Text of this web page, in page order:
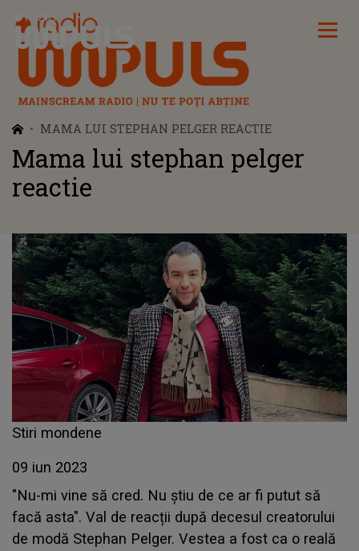
Radio Impuls
MAMA LUI STEPHAN PELGER REACTIE
Mama lui stephan pelger
reactie
Stiri mondene
09 iun 2023
"Nu-mi vine să cred. Nu știu de ce ar fi putut să
facă asta". Val de reacții după decesul creatorului
de modă Stephan Pelger. Vestea a fost ca o reală